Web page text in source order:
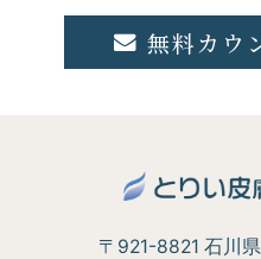
無料カウ
〒921-8821 石川